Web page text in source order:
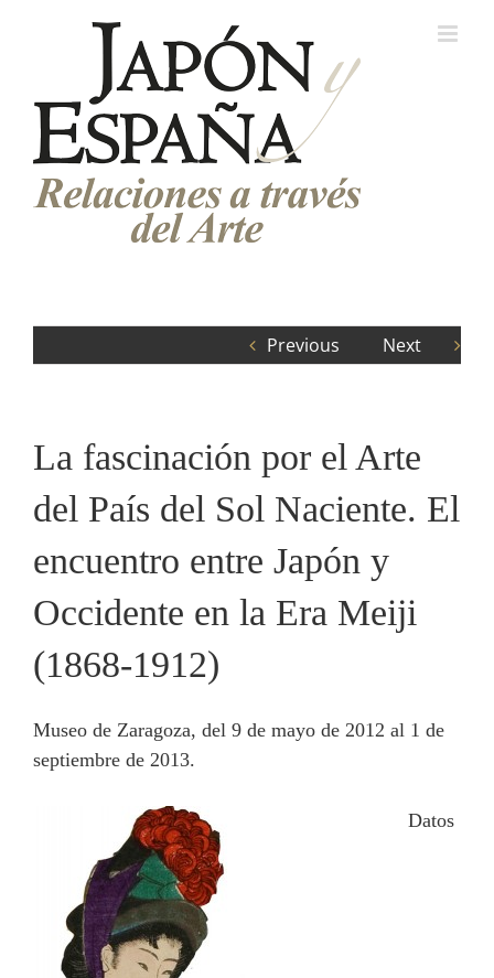
Previous Next
La fascinación por el Arte
del País del Sol Naciente. El
encuentro entre Japón y
Occidente en la Era Meiji
(1868-1912)
Museo de Zaragoza, del 9 de mayo de 2012 al 1 de
septiembre de 2013.
Datos